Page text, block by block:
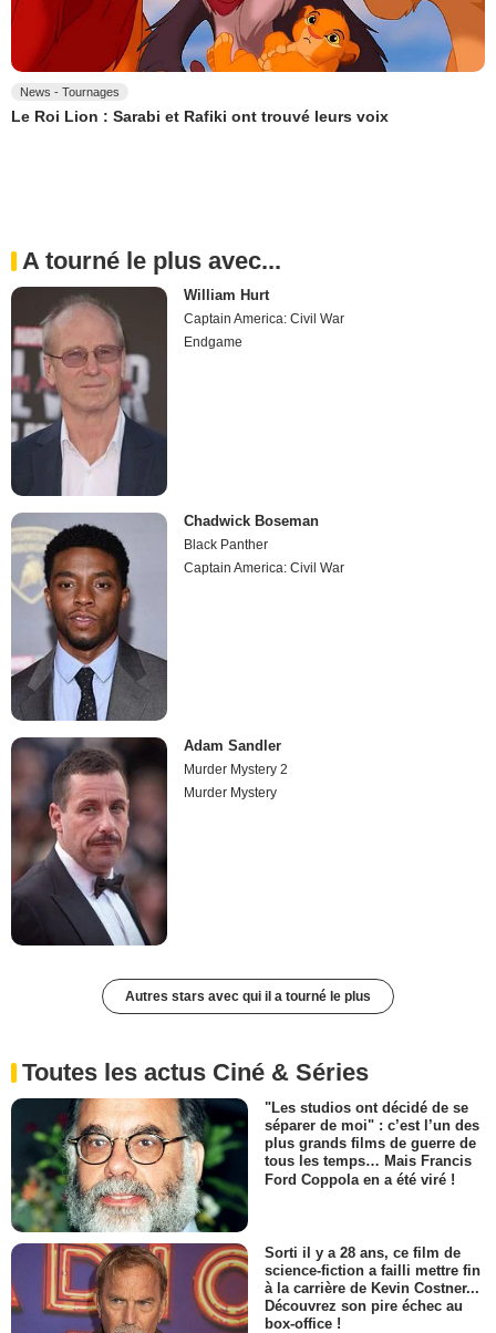
News - Tournages
Le Roi Lion : Sarabi et Rafiki ont trouvé leurs voix
A tourné le plus avec...
William Hurt
Captain America: Civil War
Endgame
Chadwick Boseman
Black Panther
Captain America: Civil War
Adam Sandler
Murder Mystery 2
Murder Mystery
Autres stars avec qui il a tourné le plus
Toutes les actus Ciné & Séries
"Les studios ont décidé de se
séparer de moi" : c’est l’un des
plus grands films de guerre de
tous les temps… Mais Francis
Ford Coppola en a été viré !
Sorti il y a 28 ans, ce film de
science-fiction a failli mettre fin
à la carrière de Kevin Costner...
Découvrez son pire échec au
box-office !